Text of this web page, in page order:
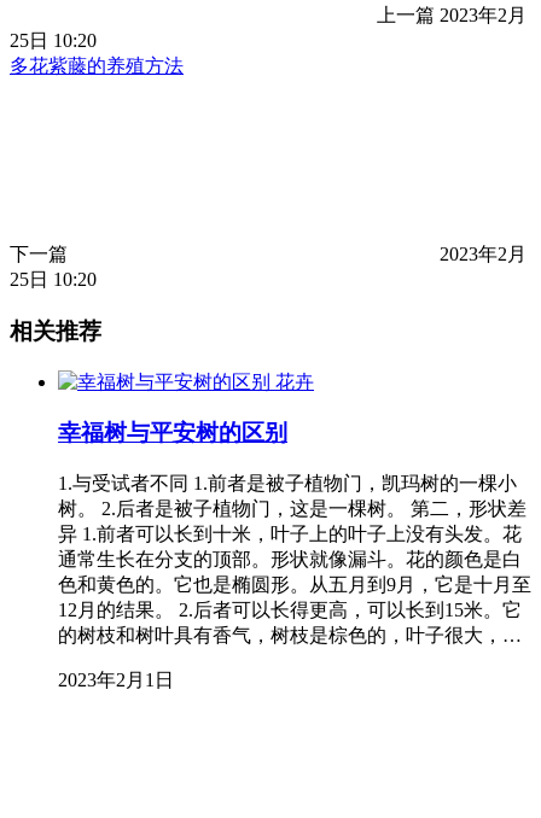
上一篇 2023年2月
25日 10:20
多花紫藤的养殖方法
下一篇
2023年2月
25日 10:20
相关推荐
花卉
幸福树与平安树的区别
1.与受试者不同 1.前者是被子植物门，凯玛树的一棵小
树。 2.后者是被子植物门，这是一棵树。 第二，形状差
异 1.前者可以长到十米，叶子上的叶子上没有头发。花
通常生长在分支的顶部。形状就像漏斗。花的颜色是白
色和黄色的。它也是椭圆形。从五月到9月，它是十月至
12月的结果。 2.后者可以长得更高，可以长到15米。它
的树枝和树叶具有香气，树枝是棕色的，叶子很大，…
2023年2月1日